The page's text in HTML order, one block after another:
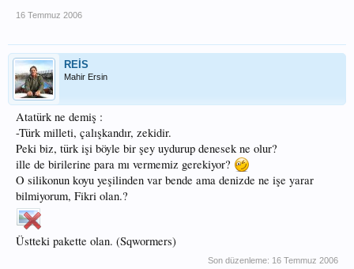
16 Temmuz 2006
REİS
Mahir Ersin
Atatürk ne demiş :
-Türk milleti, çalışkandır, zekidir.
Peki biz, türk işi böyle bir şey uydurup denesek ne olur?
ille de birilerine para mı vermemiz gerekiyor?
O silikonun koyu yeşilinden var bende ama denizde ne işe yarar
bilmiyorum, Fikri olan.?
Üstteki pakette olan. (Sqwormers)
Son düzenleme: 16 Temmuz 2006